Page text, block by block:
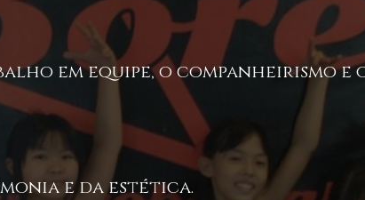
em equipe, o companheirismo e
e da estética.